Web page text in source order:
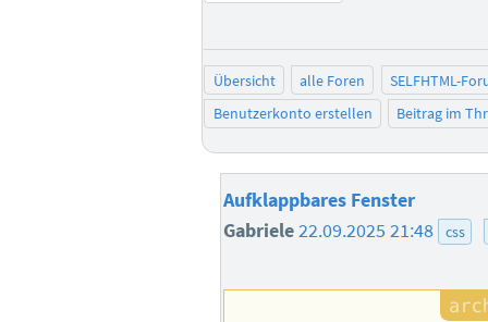
Übersicht alle Foren
SELFHTML-
Benutzerkonto erstellen
Beitrag im
Aufklappbares Fenster
Gabriele22.09.2025 21:48 css